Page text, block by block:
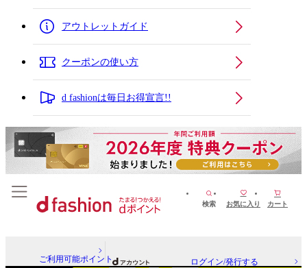
アウトレットガイド
クーポンの使い方
d fashionは毎日お得宣言!!
検索 お気に入り カート
ご利用可能ポイント ログイン/発行する